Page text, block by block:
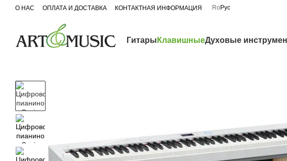
Перейти к основному контенту
О НАС ОПЛАТА И ДОСТАВКА КОНТАКТНАЯ ИНФОРМАЦИЯ Ro Рус
Гитары КлавишныеДуховые